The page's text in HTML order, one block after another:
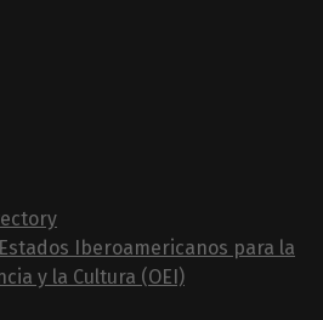
Iberoamericanos para la
y la Cultura (OEI)